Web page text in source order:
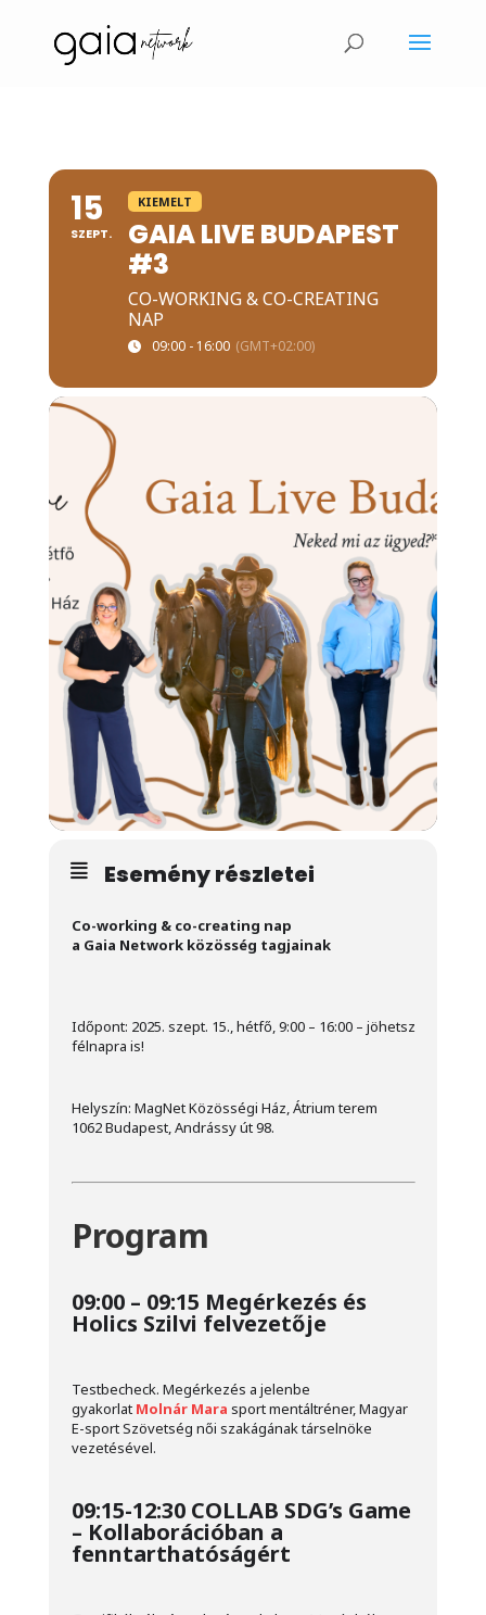
15
SZEPT.
KIEMELT
GAIA LIVE BUDAPEST
#3
CO-WORKING & CO-CREATING
NAP
09:00 - 16:00 (GMT+02:00)
Esemény részletei
Co-working & co-creating nap
a Gaia Network közösség tagjainak
Időpont: 2025. szept. 15., hétfő, 9:00 – 16:00 – jöhetsz
félnapra is!
Helyszín: MagNet Közösségi Ház, Átrium terem
1062 Budapest, Andrássy út 98.
Program
09:00 – 09:15 Megérkezés és
Holics Szilvi felvezetője
Testbecheck. Megérkezés a jelenbe
gyakorlat Molnár Mara sport mentáltréner, Magyar
E-sport Szövetség női szakágának társelnöke
vezetésével.
09:15-12:30 COLLAB SDG’s Game
– Kollaborációban a
fenntarthatóságért